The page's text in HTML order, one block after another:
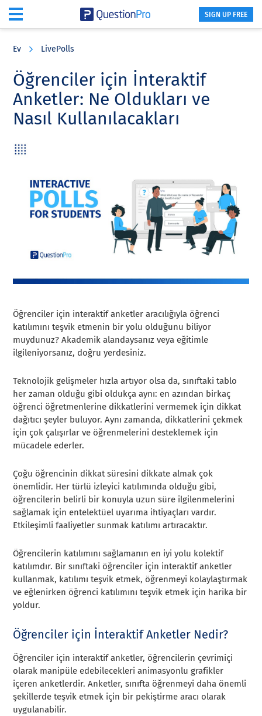
content
sidebar
SIGN UP FREE
Ev LivePolls
Öğrenciler için İnteraktif
Anketler: Ne Oldukları ve
Nasıl Kullanılacakları
Öğrenciler için interaktif anketler aracılığıyla öğrenci
katılımını teşvik etmenin bir yolu olduğunu biliyor
muydunuz? Akademik alandaysanız veya eğitimle
ilgileniyorsanız, doğru yerdesiniz.
Teknolojik gelişmeler hızla artıyor olsa da, sınıftaki tablo
her zaman olduğu gibi oldukça aynı: en azından birkaç
öğrenci öğretmenlerine dikkatlerini vermemek için dikkat
dağıtıcı şeyler buluyor. Aynı zamanda, dikkatlerini çekmek
için çok çalışırlar ve öğrenmelerini desteklemek için
mücadele ederler.
Çoğu öğrencinin dikkat süresini dikkate almak çok
önemlidir. Her türlü izleyici katılımında olduğu gibi,
öğrencilerin belirli bir konuyla uzun süre ilgilenmelerini
sağlamak için entelektüel uyarıma ihtiyaçları vardır.
Etkileşimli faaliyetler sunmak katılımı artıracaktır.
Öğrencilerin katılımını sağlamanın en iyi yolu kolektif
katılımdır. Bir sınıftaki öğrenciler için interaktif anketler
kullanmak, katılımı teşvik etmek, öğrenmeyi kolaylaştırmak
ve eğlenirken öğrenci katılımını teşvik etmek için harika bir
yoldur.
Öğrenciler için İnteraktif Anketler Nedir?
Öğrenciler için interaktif anketler, öğrencilerin çevrimiçi
olarak manipüle edebilecekleri animasyonlu grafikler
içeren anketlerdir. Anketler, sınıfta öğrenmeyi daha önemli
şekillerde teşvik etmek için bir pekiştirme aracı olarak
uygulanabilir.